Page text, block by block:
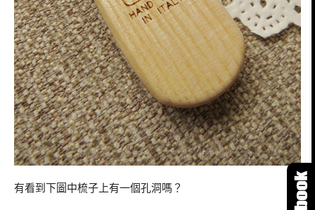
有看到下圖中梳子上有一個孔洞嗎？